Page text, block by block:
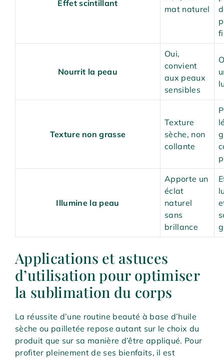
Effet scintillant
mat naturel
Nourrit la peau
Oui,
convient
aux peaux
sensibles
Texture non grasse
Texture
sèche, non
collante
Illumine la peau
Apporte un
éclat
naturel
sans
brillance
Applications et astuces
d’utilisation pour optimiser
la sublimation du corps
La réussite d’une routine beauté à base d’huile
sèche ou pailletée repose autant sur le choix du
produit que sur sa manière d’être appliqué. Pour
profiter pleinement de ses bienfaits, il est